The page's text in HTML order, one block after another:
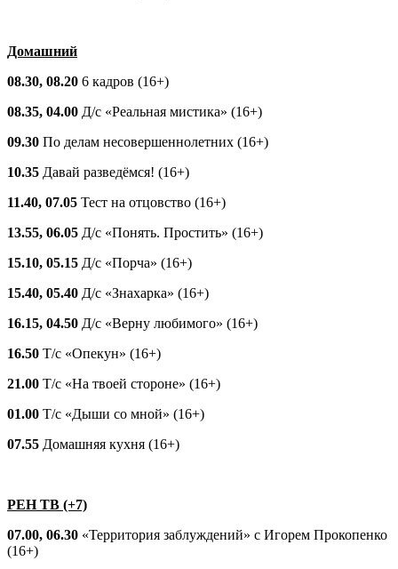
Домашний
08.30, 08.20 6 кадров (16+)
08.35, 04.00 Д/с «Реальная мистика» (16+)
09.30 По делам несовершеннолетних (16+)
10.35 Давай разведёмся! (16+)
11.40, 07.05 Тест на отцовство (16+)
13.55, 06.05 Д/с «Понять. Простить» (16+)
15.10, 05.15 Д/с «Порча» (16+)
15.40, 05.40 Д/с «Знахарка» (16+)
16.15, 04.50 Д/с «Верну любимого» (16+)
16.50 Т/с «Опекун» (16+)
21.00 Т/с «На твоей стороне» (16+)
01.00 Т/с «Дыши со мной» (16+)
07.55 Домашняя кухня (16+)
РЕН ТВ (+7)
07.00, 06.30 «Территория заблуждений» с Игорем Прокопенко
(16+)